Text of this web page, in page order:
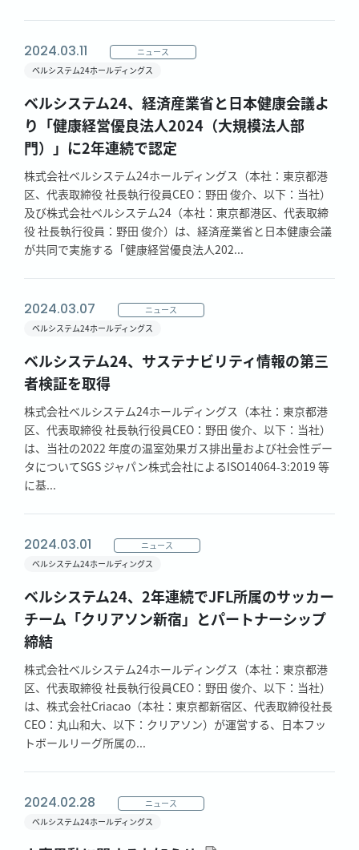
2024.03.11
ニュース
ベルシステム24ホールディングス
ベルシステム24、経済産業省と日本健康会議よ
り「健康経営優良法人2024（大規模法人部
門）」に2年連続で認定
株式会社ベルシステム24ホールディングス（本社：東京都港
区、代表取締役 社長執行役員CEO：野田 俊介、以下：当社）
及び株式会社ベルシステム24（本社：東京都港区、代表取締
役 社長執行役員：野田 俊介）は、経済産業省と日本健康会議
が共同で実施する「健康経営優良法人202...
2024.03.07
ニュース
ベルシステム24ホールディングス
ベルシステム24、サステナビリティ情報の第三
者検証を取得
株式会社ベルシステム24ホールディングス（本社：東京都港
区、代表取締役 社長執行役員CEO：野田 俊介、以下：当社）
は、当社の2022 年度の温室効果ガス排出量および社会性デー
タについてSGS ジャパン株式会社によるISO14064-3:2019 等
に基...
2024.03.01
ニュース
ベルシステム24ホールディングス
ベルシステム24、2年連続でJFL所属のサッカー
チーム「クリアソン新宿」とパートナーシップ
締結
株式会社ベルシステム24ホールディングス（本社：東京都港
区、代表取締役 社長執行役員CEO：野田 俊介、以下：当社）
は、株式会社Criacao（本社：東京都新宿区、代表取締役社長
CEO：丸山和大、以下：クリアソン）が運営する、日本フッ
トボールリーグ所属の...
2024.02.28
ニュース
ベルシステム24ホールディングス